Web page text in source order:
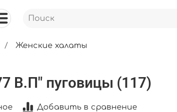
Женские халаты
В.П" пуговицы (117)
Добавить в сравнение